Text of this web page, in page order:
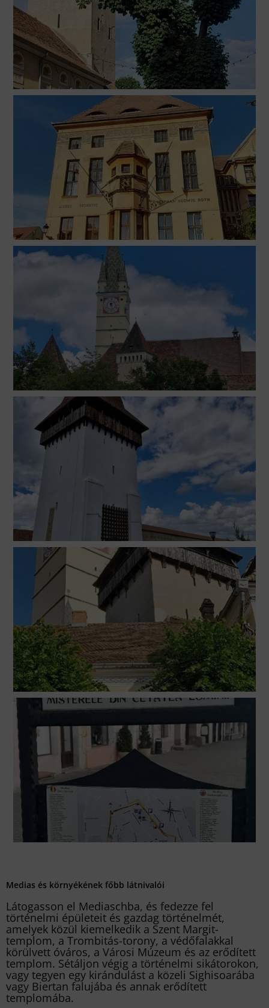
Medias és környékének főbb látnivalói
Látogasson el Mediaschba, és fedezze fel
történelmi épületeit és gazdag történelmét,
amelyek közül kiemelkedik a Szent Margit-
templom, a Trombitás-torony, a védőfalakkal
körülvett óváros, a Városi Múzeum és az erődített
templom. Sétáljon végig a történelmi sikátorokon,
vagy tegyen egy kirándulást a közeli Sighisoarába
vagy Biertan falujába és annak erődített
templomába.